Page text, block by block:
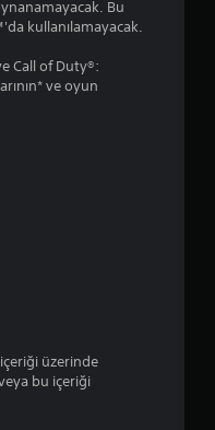
9
Bu
kullanılamayacak.
Call of Duty®:
ve oyun
üzerinde
bu içeriği